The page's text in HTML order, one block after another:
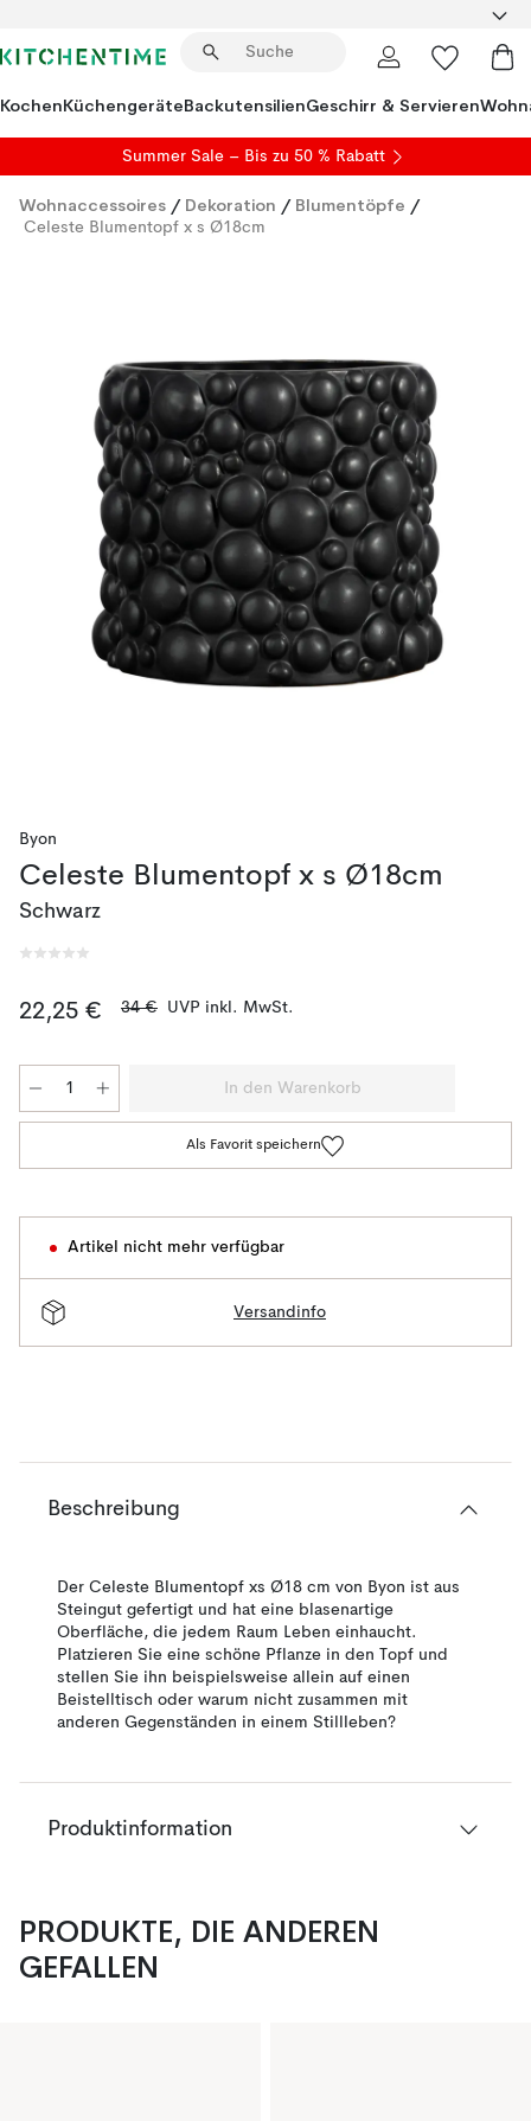
KochenKüchengeräteBackutensilienGeschirr & Servieren
Summer Sale – Bis zu 50 % Rabatt
Wohnaccessoires / Dekoration / Blumentöpfe /
Celeste Blumentopf x s Ø18cm
Byon
Celeste Blumentopf x s Ø18cm
Schwarz
22,25 € 34 € UVP inkl. MwSt.
In den Warenkorb
Als Favorit speichern
Artikel nicht mehr verfügbar
Versandinfo
Beschreibung
Der Celeste Blumentopf xs Ø18 cm von Byon ist aus
Steingut gefertigt und hat eine blasenartige
Oberfläche, die jedem Raum Leben einhaucht.
Platzieren Sie eine schöne Pflanze in den Topf und
stellen Sie ihn beispielsweise allein auf einen
Beistelltisch oder warum nicht zusammen mit
anderen Gegenständen in einem Stillleben?
Produktinformation
PRODUKTE, DIE ANDEREN
GEFALLEN